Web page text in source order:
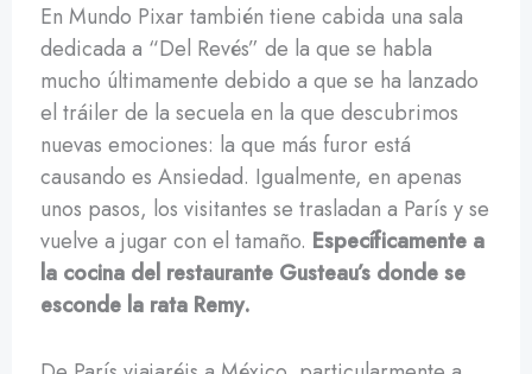
En Mundo Pixar también tiene cabida una sala
dedicada a “Del Revés” de la que se habla
mucho últimamente debido a que se ha lanzado
el tráiler de la secuela en la que descubrimos
nuevas emociones: la que más furor está
causando es Ansiedad. Igualmente, en apenas
unos pasos, los visitantes se trasladan a París y se
vuelve a jugar con el tamaño. Específicamente a
la cocina del restaurante Gusteau’s donde se
esconde la rata Remy.